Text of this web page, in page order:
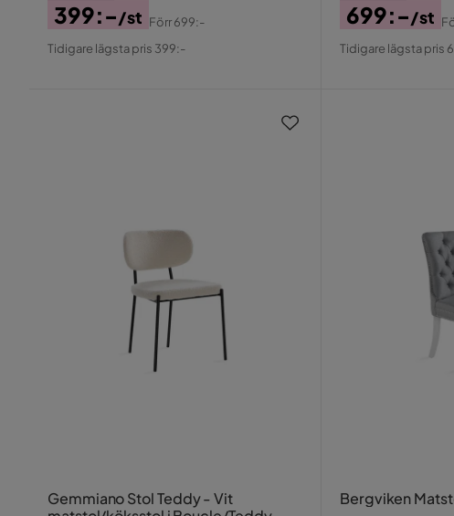
Pris
399:-/st
Original
Förr699:-
Tidigare lägsta pris 399:-
Pris
699:-/st
Original
Tidigare lägsta pris
Gemmiano Stol Teddy - Vit
Bergviken